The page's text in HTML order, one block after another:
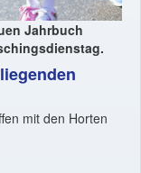
Jahrbuch
mit den Horten